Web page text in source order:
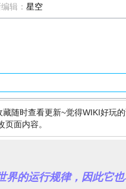
辑： 星空
藏随时查看更新~觉得WIKI好玩
面内容。
界的运行规律，因此它